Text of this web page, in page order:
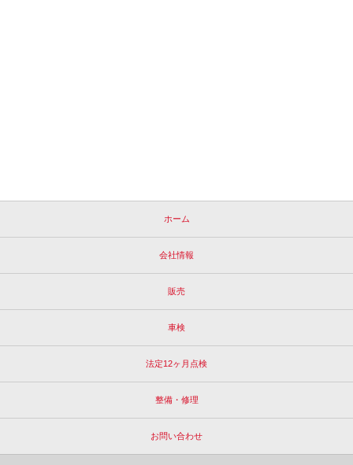
ホーム
会社情報
販売
車検
法定12ヶ月点検
整備・修理
お問い合わせ